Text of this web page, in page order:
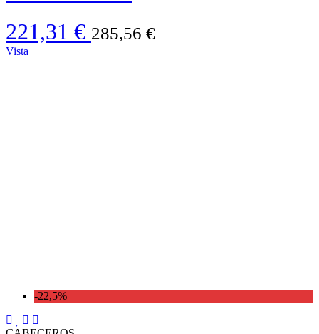
221,31 € 285,56 €
Vista
-22,5%